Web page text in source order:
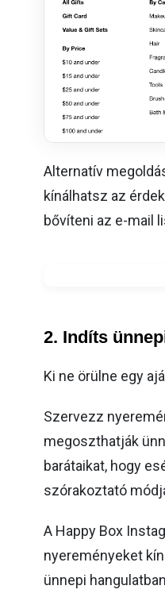
Alternatív
kínálhatsz az
bővíteni az e-mail
2. Indíts
Ki ne örülne egy
Szervezz
megoszthatják
barátaikat, hogy
szórakoztató
A Happy Box
nyereményeket
ünnepi